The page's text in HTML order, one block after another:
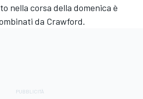
nella corsa della domenica è
da Crawford.